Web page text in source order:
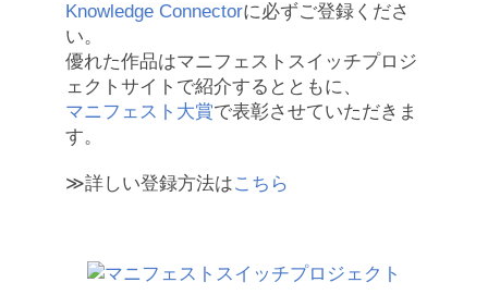
Knowledge Connectorに必ずご登録くださ
い。
優れた作品はマニフェストスイッチプロジ
ェクトサイトで紹介するとともに、
マニフェスト大賞で表彰させていただきま
す。
≫詳しい登録方法はこちら